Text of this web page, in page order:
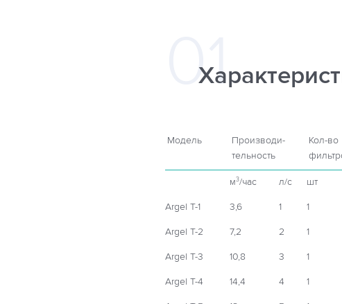
Модель
Производи-
тельность
Кол-во
м3/час л/с шт
Argel T-1 3,6 1 1
Argel T-2 7,2 2 1
Argel T-3 10,8 3 1
Argel T-4 14,4 4 1